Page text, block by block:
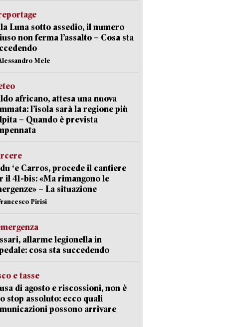
Luna sotto assedio, il numero
non ferma l’assalto – Cosa sta
Mele
africano, attesa una nuova
l’isola sarà la regione più
– Quando è prevista
‘e Carros, procede il cantiere
il 41-bis: «Ma rimangono le
– La situazione
Pirisi
allarme legionella in
cosa sta succedendo
e tasse
di agosto e riscossioni, non è
stop assoluto: ecco quali
possono arrivare